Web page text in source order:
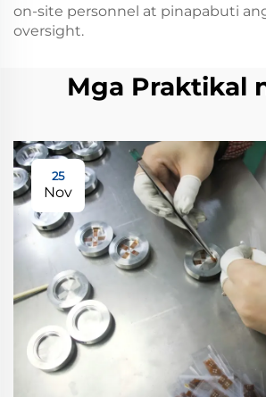
on-site personnel at pinapabuti
oversight.
Mga Praktikal
25
Nov